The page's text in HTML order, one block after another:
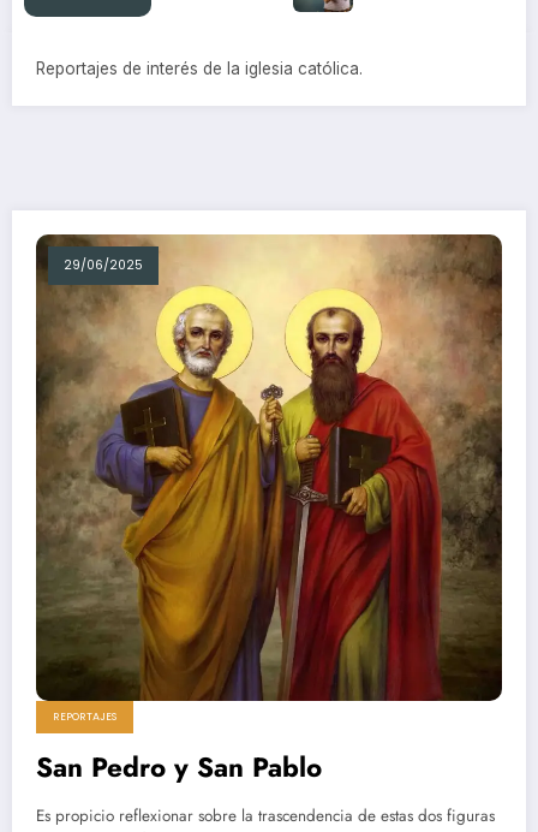
Reportajes de interés de la iglesia católica.
29/06/2025
REPORTAJES
San Pedro y San Pablo
Es propicio reflexionar sobre la trascendencia de estas dos figuras